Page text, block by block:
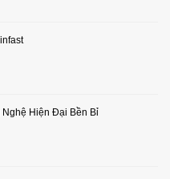
Nghệ Hiện Đại Bền Bỉ